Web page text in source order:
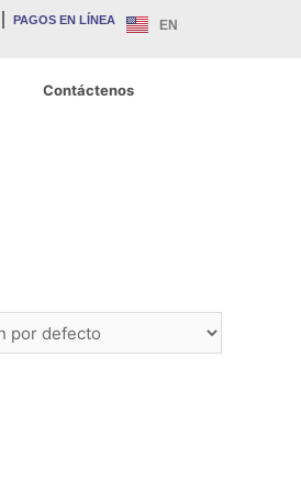
PAGOS EN LÍNEA EN
Contáctenos